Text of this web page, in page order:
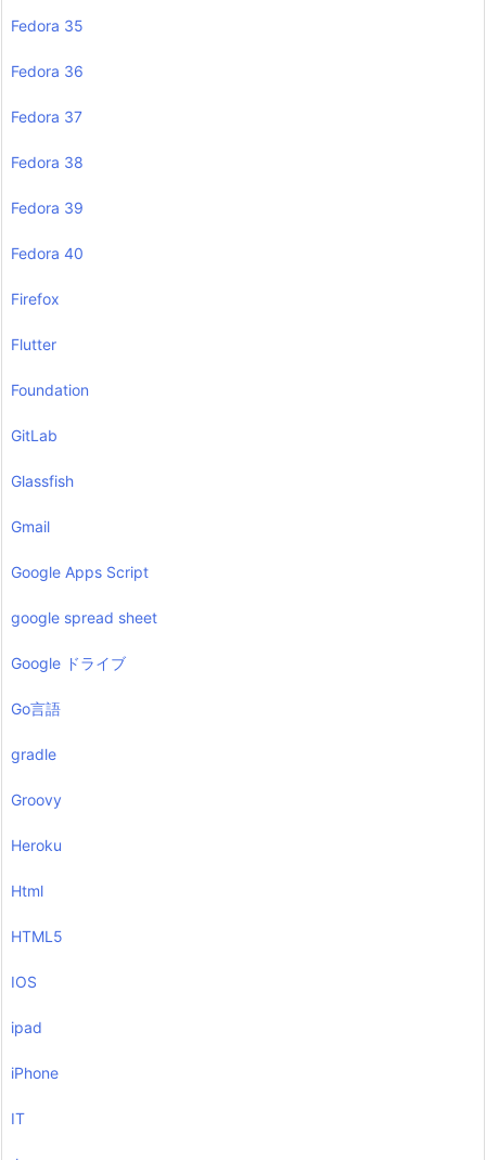
Fedora 35
Fedora 36
Fedora 37
Fedora 38
Fedora 39
Fedora 40
Firefox
Flutter
Foundation
GitLab
Glassfish
Gmail
Google Apps Script
google spread sheet
Google ドライブ
Go言語
gradle
Groovy
Heroku
Html
HTML5
IOS
ipad
iPhone
IT